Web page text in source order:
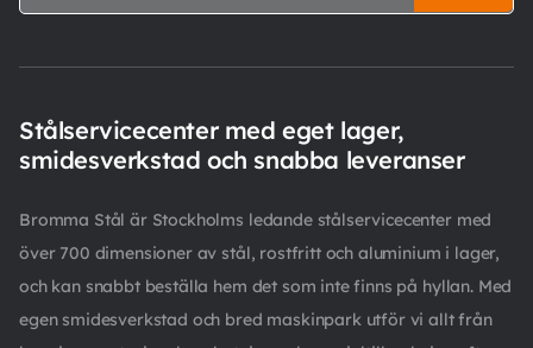
Stålservicecenter med eget lager,
smidesverkstad och snabba leveranser
Bromma Stål är Stockholms ledande stålservicecenter med
över 700 dimensioner av stål, rostfritt och aluminium i lager,
och kan snabbt beställa hem det som inte finns på hyllan. Med
egen smidesverkstad och bred maskinpark utför vi allt från